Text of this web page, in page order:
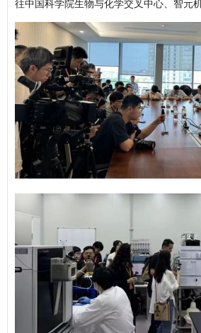
往中国科学院生物与化学交叉中心、智元